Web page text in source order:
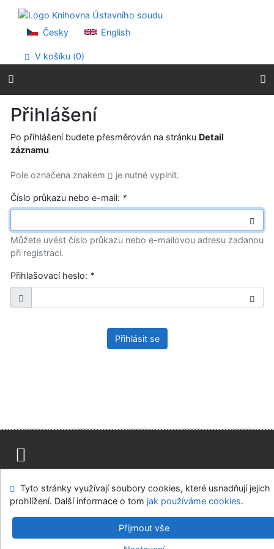
Přejít na menu
Prohlášení o webové přístupnosti
Česky English
V košíku (0)
Přihlášení
Po přihlášení budete přesměrován na stránku Detail
záznamu
Pole označena znakem je nutné vyplnit.
Číslo průkazu nebo e-mail: *
Můžete uvést číslo průkazu nebo e-mailovou adresu zadanou
při registraci.
Přihlašovací heslo: *
Přihlásit se
Modul OpenSearch
Napište nám Nastavení cookies
Ústavní soud, IČO: 48513687, se sídlem Joštova 625/8,
Tyto stránky využívají soubory cookies, které usnadňují jejich
prohlížení. Další informace o tom jak používáme cookies.
Přijmout vše